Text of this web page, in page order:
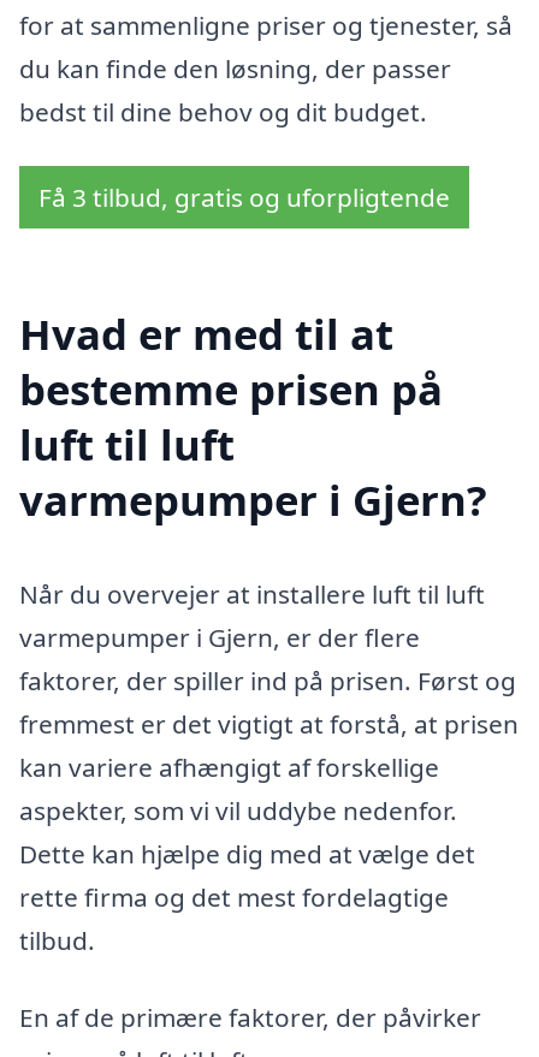
for at sammenligne priser og tjenester, så
du kan finde den løsning, der passer
bedst til dine behov og dit budget.
Få 3 tilbud, gratis og uforpligtende
Hvad er med til at
bestemme prisen på
luft til luft
varmepumper i Gjern?
Når du overvejer at installere luft til luft
varmepumper i Gjern, er der flere
faktorer, der spiller ind på prisen. Først og
fremmest er det vigtigt at forstå, at prisen
kan variere afhængigt af forskellige
aspekter, som vi vil uddybe nedenfor.
Dette kan hjælpe dig med at vælge det
rette firma og det mest fordelagtige
tilbud.
En af de primære faktorer, der påvirker